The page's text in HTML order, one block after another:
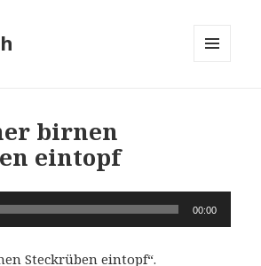
birnen
eintopf
00:00
Steckrüben eintopf“.